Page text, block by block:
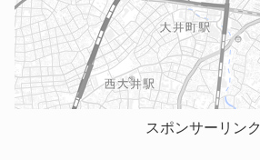
スポンサーリンク